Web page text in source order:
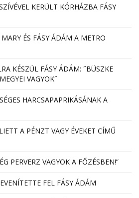
KE­RÜLT KÓR­HÁZBA FÁSY
ÉS FÁSY ÁDÁM A METRO
KÉSZÜL FÁSY ÁDÁM: ˝BÜSZKE
VAGYOK˝
HARCSAPAPRIKÁSÁNAK A
A PÉNZT VAGY ÉVEKET CÍMŰ
PERVERZ VAGYOK A FŐZÉSBEN!”
FEL FÁSY ÁDÁM